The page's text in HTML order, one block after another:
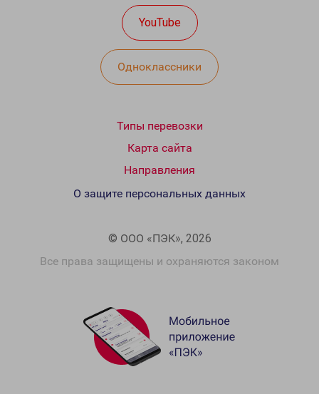
YouTube
Одноклассники
Типы перевозки
Карта сайта
Направления
© ООО «ПЭК», 2026
Все права защищены и охраняются законом
О защите персональных данных